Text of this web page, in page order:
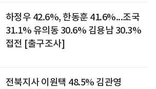
하정우 42.6%, 한동훈 41.6%...조국
31.1% 유의동 30.6% 김용남 30.3%
접전 [출구조사]
전북지사 이원택 48.5% 김관영